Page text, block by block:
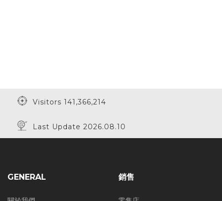
Visitors 141,366,214
Last Update 2026.08.10
GENERAL 銷售